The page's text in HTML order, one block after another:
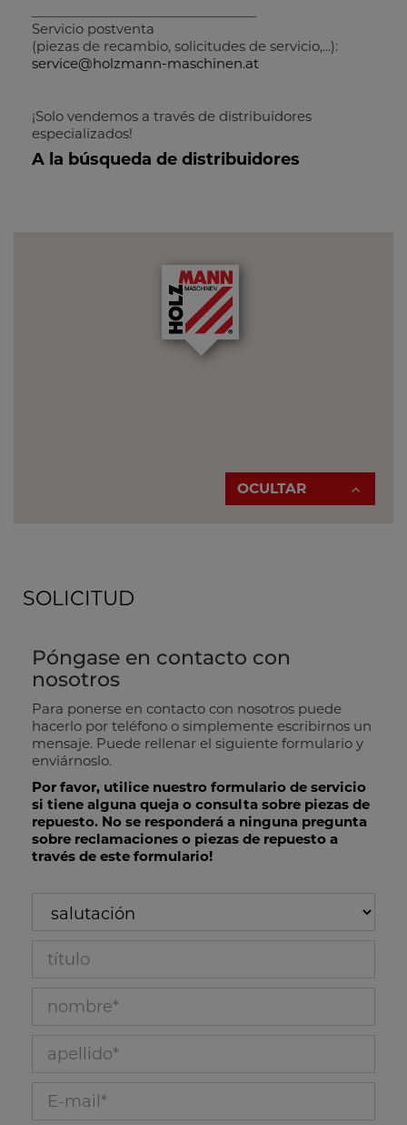
Servicio postventa
(piezas de recambio, solicitudes de servicio,...):
service@holzmann-maschinen.at
¡Solo vendemos a través de distribuidores
especializados!
A la búsqueda de distribuidores
OCULTAR
SOLICITUD
Póngase en contacto con
nosotros
Para ponerse en contacto con nosotros puede
hacerlo por teléfono o simplemente escribirnos un
mensaje. Puede rellenar el siguiente formulario y
enviárnoslo.
Por favor, utilice nuestro formulario de servicio
si tiene alguna queja o consulta sobre piezas de
repuesto. No se responderá a ninguna pregunta
sobre reclamaciones o piezas de repuesto a
través de este formulario!
salutación
título_53
nombre_10
apellido_11
E-mail_12